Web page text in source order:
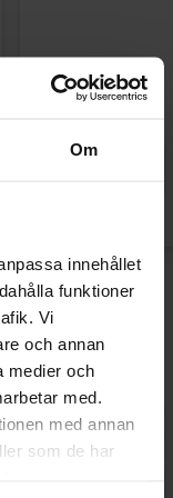
Om
innehållet
funktioner
Vi
och annan
medier och
med.
med annan
som de har
Kinder
Ny!